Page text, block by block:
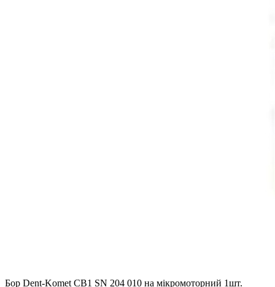
Бор Dent-Komet CB1 SN 204 010 на мікромоторний 1шт.